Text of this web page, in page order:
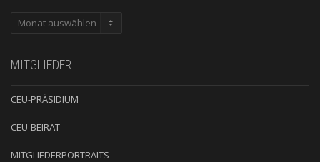
ARCHIV
MITGLIEDER
CEU-PRÄSIDIUM
CEU-BEIRAT
MITGLIEDERPORTRAITS